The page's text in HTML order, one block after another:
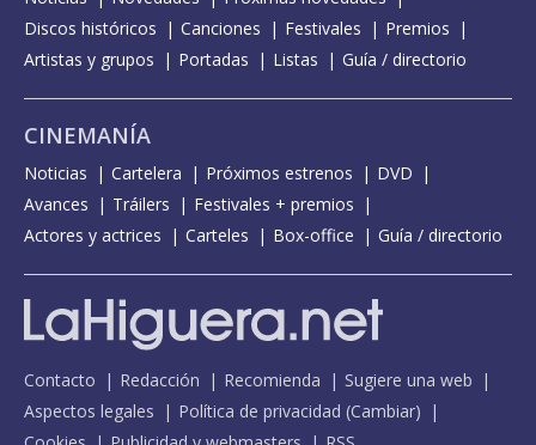
Discos históricos
Canciones Festivales
Premios
Artistas y grupos
Portadas Listas Guía / directorio
CINEMANÍA
Noticias Cartelera Próximos estrenos
DVD
Avances
Tráilers
Festivales + premios
Actores y actrices
Carteles Box-office Guía / directorio
Contacto Redacción Recomienda
Sugiere una web
Aspectos legales
Política de privacidad (Cambiar)